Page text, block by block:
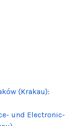
(Krakau):
und Electronic-